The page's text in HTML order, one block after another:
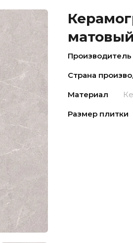
матовый
Производитель
Страна
Материал
Размер плитки